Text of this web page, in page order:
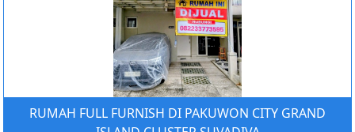
RUMAH FULL FURNISH DI PAKUWON CITY GRAND